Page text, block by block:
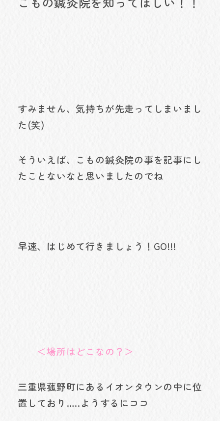
すみません、気持ちが先走ってしまいまし
た(笑)
そういえば、こもの鍼灸院の事を記事にし
たことないなと思いましたのでね
早速、はじめて行きましょう！GO!!!
＜場所はどこなの？＞
三重県菰野町にあるイオンタウンの中に位
置しており…..ようするにココ